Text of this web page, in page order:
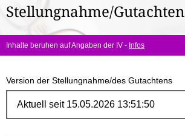
hier:
Stellungnahme/Gutachten
Inhalte beruhen auf Angaben der IV - Infos
Version der Stellungnahme/des Gutachtens